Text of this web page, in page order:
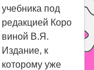
учебника под
редакцией Коро
виной В.Я.
Издание, к
которому уже